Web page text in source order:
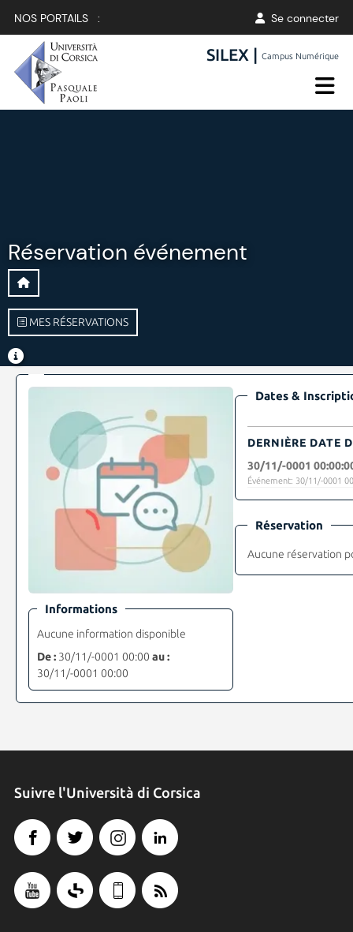
NOS PORTAILS : Se connecter
SILEX |Campus Numérique
Réservation événement
MES RÉSERVATIONS
Informations
Aucune information disponible
De :30/11/-0001 00:00 au :
30/11/-0001 00:00
Dates &
DERNIÈRE DATE
30/11/-0001
Événement: 30/11/-0001
Réservation
Aucune réservation
Suivre l'Università di Corsica